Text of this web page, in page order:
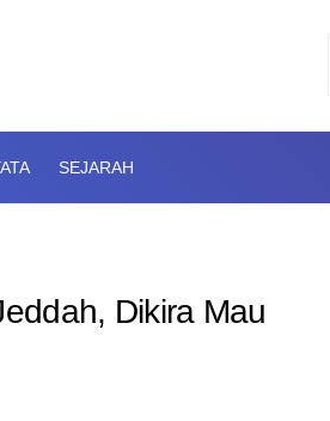
SEJARAH
Dikira Mau